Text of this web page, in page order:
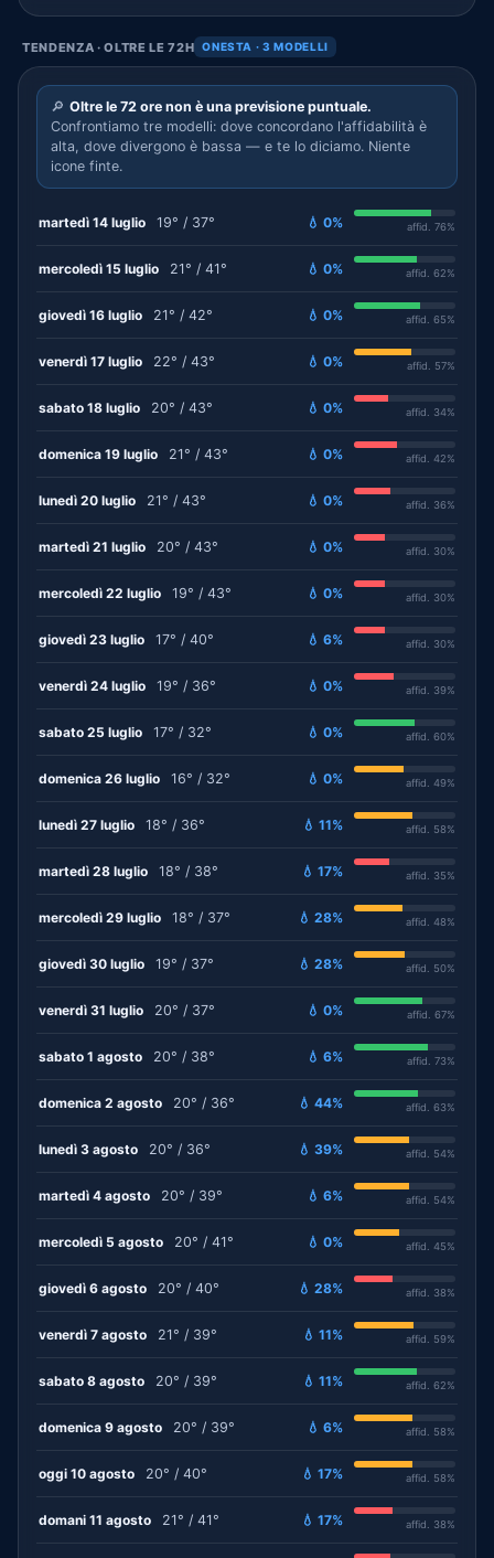
TENDENZA · OLTRE LE 72H ONESTA · 3 MODELLI
🔎 Oltre le 72 ore non è una previsione puntuale.
Confrontiamo tre modelli: dove concordano l'affidabilità è
alta, dove divergono è bassa — e te lo diciamo. Niente
icone finte.
martedì 14 luglio 19° / 37° 💧 0% affid. 76%
mercoledì 15 luglio 21° / 41° 💧 0% affid. 62%
giovedì 16 luglio 21° / 42° 💧 0% affid. 65%
venerdì 17 luglio 22° / 43° 💧 0% affid. 57%
sabato 18 luglio 20° / 43° 💧 0% affid. 34%
domenica 19 luglio 21° / 43° 💧 0% affid. 42%
lunedì 20 luglio 21° / 43° 💧 0% affid. 36%
martedì 21 luglio 20° / 43° 💧 0% affid. 30%
mercoledì 22 luglio 19° / 43° 💧 0% affid. 30%
giovedì 23 luglio 17° / 40° 💧 6% affid. 30%
venerdì 24 luglio 19° / 36° 💧 0% affid. 39%
sabato 25 luglio 17° / 32° 💧 0% affid. 60%
domenica 26 luglio 16° / 32° 💧 0% affid. 49%
lunedì 27 luglio 18° / 36° 💧 11% affid. 58%
martedì 28 luglio 18° / 38° 💧 17% affid. 35%
mercoledì 29 luglio 18° / 37° 💧 28% affid. 48%
giovedì 30 luglio 19° / 37° 💧 28% affid. 50%
venerdì 31 luglio 20° / 37° 💧 0% affid. 67%
sabato 1 agosto 20° / 38° 💧 6% affid. 73%
domenica 2 agosto 20° / 36° 💧 44% affid. 63%
lunedì 3 agosto 20° / 36° 💧 39% affid. 54%
martedì 4 agosto 20° / 39° 💧 6% affid. 54%
mercoledì 5 agosto 20° / 41° 💧 0% affid. 45%
giovedì 6 agosto 20° / 40° 💧 28% affid. 38%
venerdì 7 agosto 21° / 39° 💧 11% affid. 59%
sabato 8 agosto 20° / 39° 💧 11% affid. 62%
domenica 9 agosto 20° / 39° 💧 6% affid. 58%
oggi 10 agosto 20° / 40° 💧 17% affid. 58%
domani 11 agosto 21° / 41° 💧 17% affid. 38%